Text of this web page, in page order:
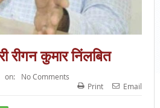
रीगन कुमार निंलबित
on:
No Comments
Print
Email